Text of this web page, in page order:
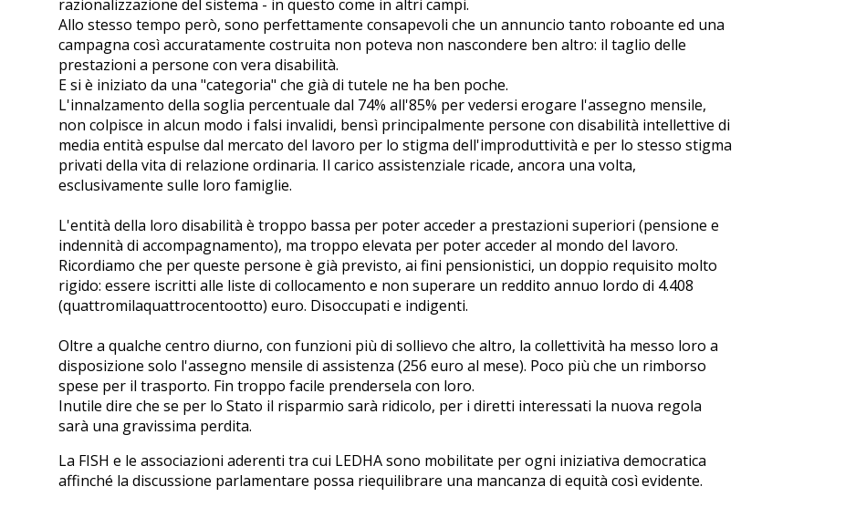
razionalizzazione del sistema - in questo come in altri campi.
Allo stesso tempo però, sono perfettamente consapevoli che un annuncio tanto roboante ed una
campagna così accuratamente costruita non poteva non nascondere ben altro: il taglio delle
prestazioni a persone con vera disabilità.
E si è iniziato da una "categoria" che già di tutele ne ha ben poche.
L'innalzamento della soglia percentuale dal 74% all'85% per vedersi erogare l'assegno mensile,
non colpisce in alcun modo i falsi invalidi, bensì principalmente persone con disabilità intellettive di
media entità espulse dal mercato del lavoro per lo stigma dell'improduttività e per lo stesso stigma
privati della vita di relazione ordinaria. Il carico assistenziale ricade, ancora una volta,
esclusivamente sulle loro famiglie.
L'entità della loro disabilità è troppo bassa per poter acceder a prestazioni superiori (pensione e
indennità di accompagnamento), ma troppo elevata per poter acceder al mondo del lavoro.
Ricordiamo che per queste persone è già previsto, ai fini pensionistici, un doppio requisito molto
rigido: essere iscritti alle liste di collocamento e non superare un reddito annuo lordo di 4.408
(quattromilaquattrocentootto) euro. Disoccupati e indigenti.
Oltre a qualche centro diurno, con funzioni più di sollievo che altro, la collettività ha messo loro a
disposizione solo l'assegno mensile di assistenza (256 euro al mese). Poco più che un rimborso
spese per il trasporto. Fin troppo facile prendersela con loro.
Inutile dire che se per lo Stato il risparmio sarà ridicolo, per i diretti interessati la nuova regola
sarà una gravissima perdita.
La FISH e le associazioni aderenti tra cui LEDHA sono mobilitate per ogni iniziativa democratica
affinché la discussione parlamentare possa riequilibrare una mancanza di equità così evidente.